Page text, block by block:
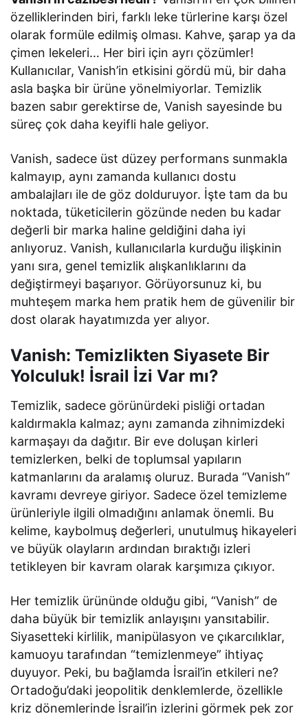
özelliklerinden biri, farklı leke türlerine karşı özel
olarak formüle edilmiş olması. Kahve, şarap ya da
çimen lekeleri… Her biri için ayrı çözümler!
Kullanıcılar, Vanish’in etkisini gördü mü, bir daha
asla başka bir ürüne yönelmiyorlar. Temizlik
bazen sabır gerektirse de, Vanish sayesinde bu
süreç çok daha keyifli hale geliyor.
Vanish, sadece üst düzey performans sunmakla
kalmayıp, aynı zamanda kullanıcı dostu
ambalajları ile de göz dolduruyor. İşte tam da bu
noktada, tüketicilerin gözünde neden bu kadar
değerli bir marka haline geldiğini daha iyi
anlıyoruz. Vanish, kullanıcılarla kurduğu ilişkinin
yanı sıra, genel temizlik alışkanlıklarını da
değiştirmeyi başarıyor. Görüyorsunuz ki, bu
muhteşem marka hem pratik hem de güvenilir bir
dost olarak hayatımızda yer alıyor.
Vanish: Temizlikten Siyasete Bir
Yolculuk! İsrail İzi Var mı?
Temizlik, sadece görünürdeki pisliği ortadan
kaldırmakla kalmaz; aynı zamanda zihnimizdeki
karmaşayı da dağıtır. Bir eve doluşan kirleri
temizlerken, belki de toplumsal yapıların
katmanlarını da aralamış oluruz. Burada “Vanish”
kavramı devreye giriyor. Sadece özel temizleme
ürünleriyle ilgili olmadığını anlamak önemli. Bu
kelime, kaybolmuş değerleri, unutulmuş hikayeleri
ve büyük olayların ardından bıraktığı izleri
tetikleyen bir kavram olarak karşımıza çıkıyor.
Her temizlik ürününde olduğu gibi, “Vanish” de
daha büyük bir temizlik anlayışını yansıtabilir.
Siyasetteki kirlilik, manipülasyon ve çıkarcılıklar,
kamuoyu tarafından “temizlenmeye” ihtiyaç
duyuyor. Peki, bu bağlamda İsrail’in etkileri ne?
Ortadoğu’daki jeopolitik denklemlerde, özellikle
kriz dönemlerinde İsrail’in izlerini görmek pek zor